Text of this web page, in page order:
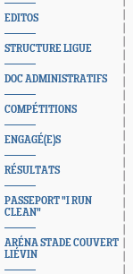
EDITOS
STRUCTURE LIGUE
DOC ADMINISTRATIFS
COMPÉTITIONS
ENGAGÉ(E)S
RÉSULTATS
PASSEPORT "I RUN
CLEAN"
ARÉNA STADE COUVERT
LIÉVIN